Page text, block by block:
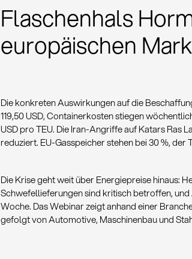
Flaschenhals
europäischen
Die konkreten Auswirkungen auf die
119,50 USD, Containerkosten stiegen
USD pro TEU. Die Iran-Angriffe auf Katars Ras
reduziert. EU-Gasspeicher stehen bei 30 %, der
Die Krise geht weit über Energiepreise hinaus:
Schwefellieferungen sind kritisch betroffen,
Woche. Das Webinar zeigt anhand einer
gefolgt von Automotive, Maschinenbau und